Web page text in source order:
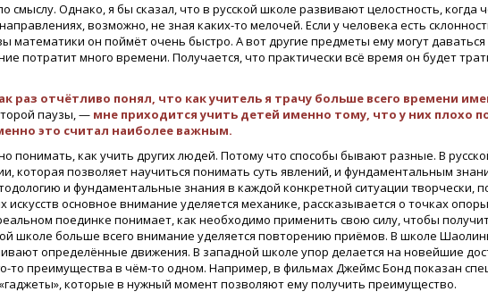
смыслу. Однако, я бы сказал, что в русской школе развивают целостность, когда
возможно, не зная каких-то мелочей. Если у человека есть
математики он поймёт очень быстро. А вот другие предметы ему могут
потратит много времени. Получается, что практически всё время он будет
раз отчётливо понял, что как учитель я трачу больше всего времени
паузы, — мне приходится учить детей именно тому, что у них плохо
это считал наиболее важным.
понимать, как учить других людей. Потому что способы бывают разные. В
которая позволяет научиться понимать суть явлений, и фундаментальным
и фундаментальные знания в каждой конкретной ситуации творчески,
искусств основное внимание уделяется механике, рассказывается о точках
поединке понимает, как необходимо применить свою силу, чтобы
школе больше всего внимание уделяется повторению приёмов. В школе
определённые движения. В западной школе упор делается на новейшие
то преимущества в чём-то одном. Например, в фильмах Джеймс Бонд показан
которые в нужный момент позволяют ему получить преимущество.